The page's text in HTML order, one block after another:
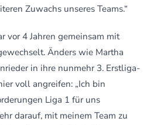
Zuwachs unseres Teams.“
vor 4 Jahren gemeinsam mit
Änders wie Martha
in ihre nunmehr 3. Erstliga-
voll angreifen: „Ich bin
Liga 1 für uns
darauf, mit meinem Team zu